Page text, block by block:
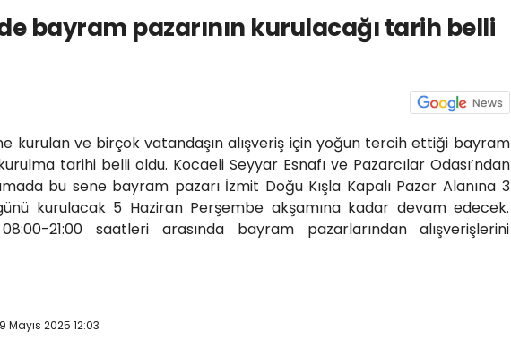
bayram pazarının kurulacağı tarih belli
kurulan ve birçok vatandaşın alışveriş için yoğun tercih ettiği bayram
tarihi belli oldu. Kocaeli Seyyar Esnafı ve Pazarcılar Odası’ndan
bu sene bayram pazarı İzmit Doğu Kışla Kapalı Pazar Alanına 3
kurulacak 5 Haziran Perşembe akşamına kadar devam edecek.
21:00 saatleri arasında bayram pazarlarından alışverişlerini
Mayıs 2025 12:03